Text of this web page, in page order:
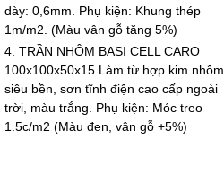
dày: 0,6mm. Phụ kiện: Khung thép
1m/m2. (Màu vân gỗ tăng 5%)
4. TRẦN NHÔM BASI CELL CARO
100x100x50x15 Làm từ hợp kim nhôm
siêu bền, sơn tĩnh điện cao cấp ngoài
trời, màu trắng. Phụ kiện: Móc treo
1.5c/m2 (Màu đen, vân gỗ +5%)